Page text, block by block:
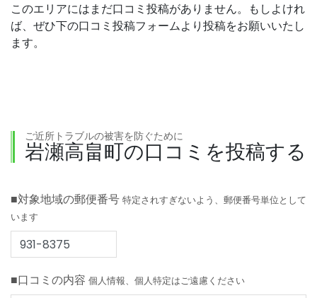
このエリアにはまだ口コミ投稿がありません。もしよけれ
ば、ぜひ下の口コミ投稿フォームより投稿をお願いいたし
ます。
ご近所トラブルの被害を防ぐために
岩瀬高畠町の口コミを投稿する
■対象地域の郵便番号 特定されすぎないよう、郵便番号単位として
います
■口コミの内容 個人情報、個人特定はご遠慮ください